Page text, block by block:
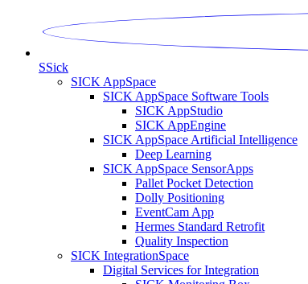
SSick
SICK AppSpace
SICK AppSpace Software Tools
SICK AppStudio
SICK AppEngine
SICK AppSpace Artificial Intelligence
Deep Learning
SICK AppSpace SensorApps
Pallet Pocket Detection
Dolly Positioning
EventCam App
Hermes Standard Retrofit
Quality Inspection
SICK IntegrationSpace
Digital Services for Integration